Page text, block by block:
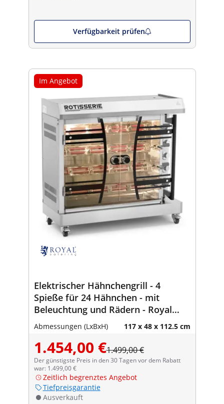
Verfügbarkeit prüfen
Im Angebot
Elektrischer Hähnchengrill - 4
Spieße für 24 Hähnchen - mit
Beleuchtung und Rädern - Royal
Catering
Abmessungen (LxBxH) 117 x 48 x 112.5 cm
1.454,00 €1.499,00 €
Der günstigste Preis in den 30 Tagen vor dem Rabatt
war: 1.499,00 €
Zeitlich begrenztes Angebot
Tiefpreisgarantie
Ausverkauft